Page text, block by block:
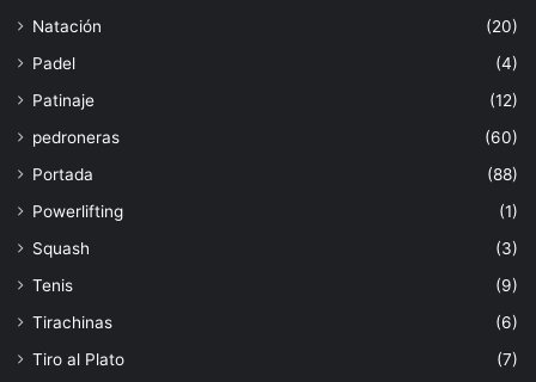
Natación
(20)
Padel
(4)
Patinaje
(12)
pedroneras
(60)
Portada
(88)
Powerlifting
(1)
Squash
(3)
Tenis
(9)
Tirachinas
(6)
Tiro al Plato
(7)